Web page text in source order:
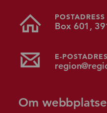
POSTADRESS
Box 601,
E-
Om